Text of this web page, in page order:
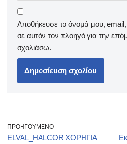
Αποθήκευσε το όνομά μου, email,
σε αυτόν τον πλοηγό για την
σχολιάσω.
ΠΡΟΗΓΟΎΜΕΝΟ
ELVAL_HALCOR ΧΟΡΗΓΙΑ